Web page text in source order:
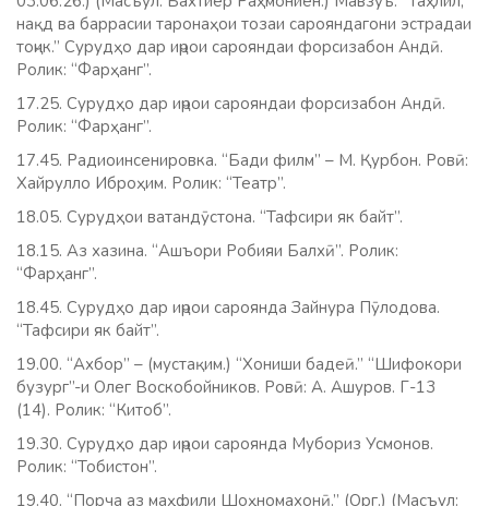
нақд ва баррасии таронаҳои тозаи сарояндагони эстрадаи
тоҷик.” Сурудҳо дар иҷрои сарояндаи форсизабон Андӣ.
Ролик: “Фарҳанг”.
17.25. Сурудҳо дар иҷрои сарояндаи форсизабон Андӣ.
Ролик: “Фарҳанг”.
17.45. Радиоинсенировка. “Бади филм” – М. Қурбон. Ровӣ:
Хайрулло Иброҳим. Ролик: “Театр”.
18.05. Сурудҳои ватандӯстона. “Тафсири як байт”.
18.15. Аз хазина. “Ашъори Робияи Балхӣ”. Ролик:
“Фарҳанг”.
18.45. Сурудҳо дар иҷрои сароянда Зайнура Пӯлодова.
“Тафсири як байт”.
19.00. “Ахбор” – (мустақим.) “Хониши бадеӣ.” “Шифокори
бузург”-и Олег Воскобойников. Ровӣ: А. Ашуров. Г-13
(14). Ролик: “Китоб”.
19.30. Сурудҳо дар иҷрои сароянда Мубориз Усмонов.
Ролик: “Тобистон”.
19.40. “Порча аз маҳфили Шоҳномахонӣ.” (Орг.) (Масъул: